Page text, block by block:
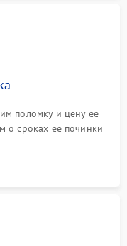
поломку и цену ее
о сроках ее починки